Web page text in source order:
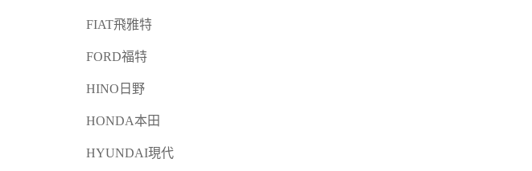
FIAT飛雅特
FORD福特
HINO日野
HONDA本田
HYUNDAI現代